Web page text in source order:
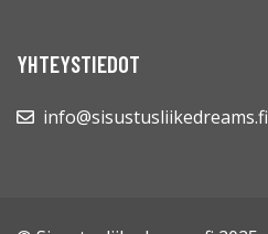
YHTEYSTIEDOT
info@sisustusliikedreams.fi